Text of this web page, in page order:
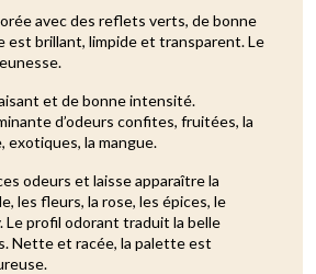
avec des reflets verts, de bonne
est brillant, limpide et transparent. Le
et de bonne intensité.
d’odeurs confites, fruitées, la
exotiques, la mangue.
odeurs et laisse apparaître la
les fleurs, la rose, les épices, le
Le profil odorant traduit la belle
Nette et racée, la palette est